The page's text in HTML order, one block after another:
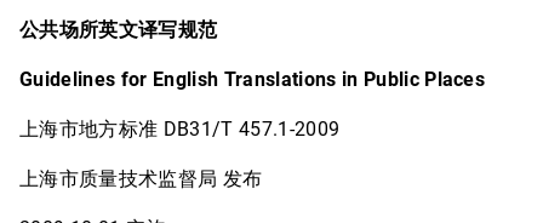
公共场所英文译写规范
Guidelines for English Translations in Public Places
上海市地方标准 DB31/T 457.1-2009
上海市质量技术监督局 发布